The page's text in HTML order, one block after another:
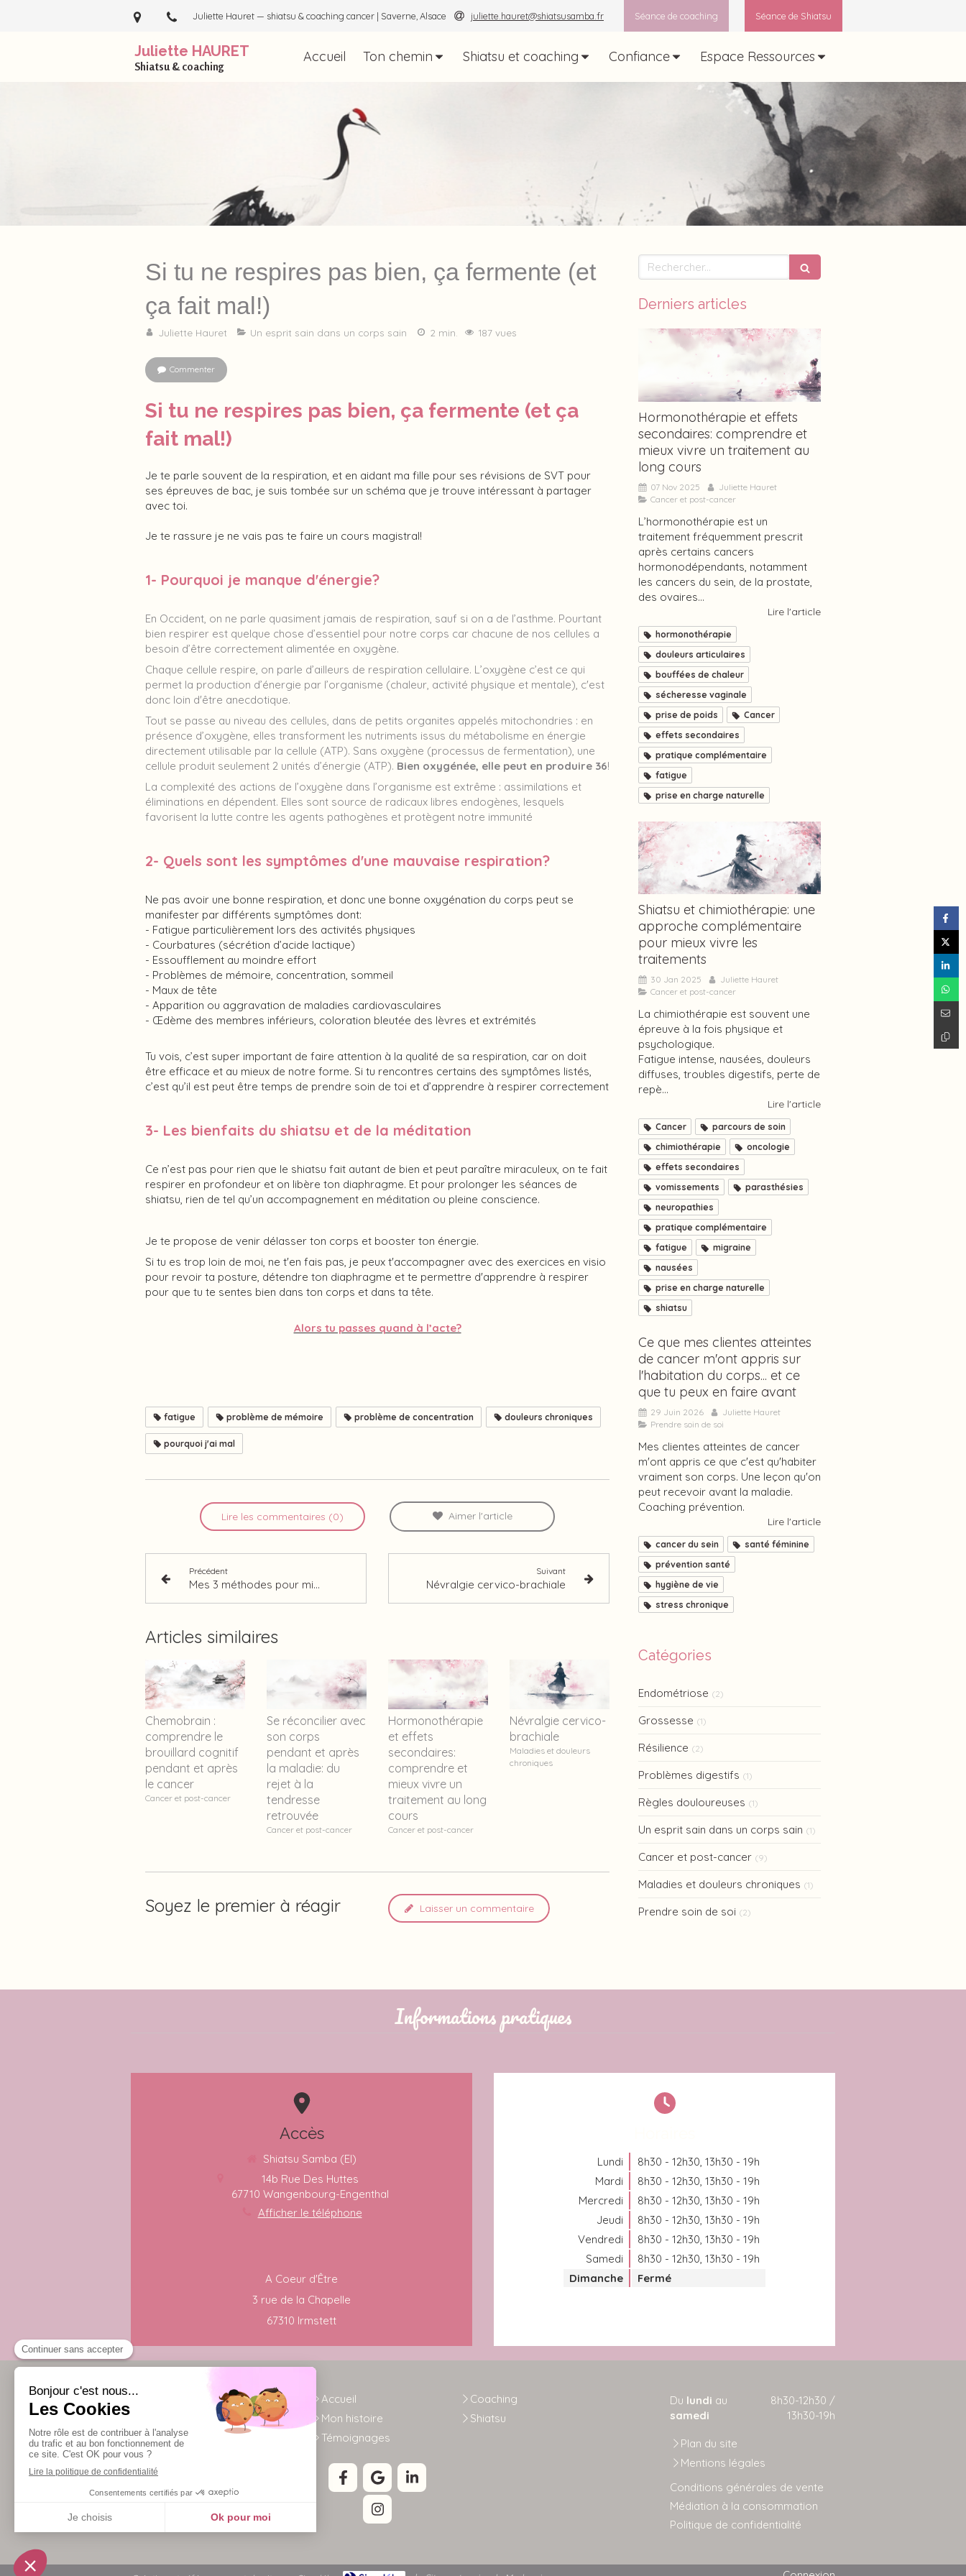
Juliette Hauret — shiatsu & coaching cancer | Saverne, Alsace juliette.hauret@shiatsusamba.fr Séance de coaching Séance de Shiatsu
Accueil Ton chemin Shiatsu et coaching Confiance Espace Ressources
Juliette HAURET
Shiatsu & coaching
Si tu ne respires pas bien, ça fermente (et
ça fait mal!)
Juliette Hauret Un esprit sain dans un corps sain 2 min. 187 vues
Commenter
Si tu ne respires pas bien, ça fermente (et ça
fait mal!)
Je te parle souvent de la respiration, et en aidant ma fille pour ses révisions de SVT pour
ses épreuves de bac, je suis tombée sur un schéma que je trouve intéressant à partager
avec toi.
Je te rassure je ne vais pas te faire un cours magistral!
1- Pourquoi je manque d'énergie?
En Occident, on ne parle quasiment jamais de respiration, sauf si on a de l’asthme. Pourtant
bien respirer est quelque chose d’essentiel pour notre corps car chacune de nos cellules a
besoin d’être correctement alimentée en oxygène.
Chaque cellule respire, on parle d’ailleurs de respiration cellulaire. L’oxygène c’est ce qui
permet la production d’énergie par l’organisme (chaleur, activité physique et mentale), c'est
donc loin d'être anecdotique.
Tout se passe au niveau des cellules, dans de petits organites appelés mitochondries : en
présence d’oxygène, elles transforment les nutriments issus du métabolisme en énergie
directement utilisable par la cellule (ATP). Sans oxygène (processus de fermentation), une
cellule produit seulement 2 unités d’énergie (ATP). Bien oxygénée, elle peut en produire 36!
La complexité des actions de l’oxygène dans l’organisme est extrême : assimilations et
éliminations en dépendent. Elles sont source de radicaux libres endogènes, lesquels
favorisent la lutte contre les agents pathogènes et protègent notre immunité
2- Quels sont les symptômes d'une mauvaise respiration?
Ne pas avoir une bonne respiration, et donc une bonne oxygénation du corps peut se
manifester par différents symptômes dont:
- Fatigue particulièrement lors des activités physiques
- Courbatures (sécrétion d’acide lactique)
- Essoufflement au moindre effort
- Problèmes de mémoire, concentration, sommeil
- Maux de tête
- Apparition ou aggravation de maladies cardiovasculaires
- Œdème des membres inférieurs, coloration bleutée des lèvres et extrémités
Tu vois, c’est super important de faire attention à la qualité de sa respiration, car on doit
être efficace et au mieux de notre forme. Si tu rencontres certains des symptômes listés,
c’est qu’il est peut être temps de prendre soin de toi et d’apprendre à respirer correctement
3- Les bienfaits du shiatsu et de la méditation
Ce n’est pas pour rien que le shiatsu fait autant de bien et peut paraître miraculeux, on te fait
respirer en profondeur et on libère ton diaphragme. Et pour prolonger les séances de
shiatsu, rien de tel qu’un accompagnement en méditation ou pleine conscience.
Je te propose de venir délasser ton corps et booster ton énergie.
Si tu es trop loin de moi, ne t'en fais pas, je peux t'accompagner avec des exercices en visio
pour revoir ta posture, détendre ton diaphragme et te permettre d'apprendre à respirer
pour que tu te sentes bien dans ton corps et dans ta tête.
Alors tu passes quand à l’acte?
fatigue problème de mémoire problème de concentration douleurs chroniques
pourquoi j'ai mal
Lire les commentaires (0) Aimer l'article
Précédent
Mes 3 méthodes pour mieux vivre tes douleurs de règles
Suivant
Névralgie cervico-brachiale
Articles similaires
Chemobrain :
comprendre le
brouillard cognitif
pendant et après
le cancer
Cancer et post-cancer
Se réconcilier avec
son corps
pendant et après
la maladie: du
rejet à la
tendresse
retrouvée
Cancer et post-cancer
Hormonothérapie
et effets
secondaires:
comprendre et
mieux vivre un
traitement au long
cours
Cancer et post-cancer
Névralgie cervico-
brachiale
Maladies et douleurs
chroniques
Soyez le premier à réagir Laisser un commentaire
Rechercher
Derniers articles
Hormonothérapie et effets
secondaires: comprendre et
mieux vivre un traitement au
long cours
07 Nov 2025
Juliette Hauret
Cancer et post-cancer
L’hormonothérapie est un
traitement fréquemment prescrit
après certains cancers
hormonodépendants, notamment
les cancers du sein, de la prostate,
des ovaires...
Lire l'article
hormonothérapie
douleurs articulaires
bouffées de chaleur
sécheresse vaginale
prise de poids
Cancer
effets secondaires
pratique complémentaire
fatigue
prise en charge naturelle
Shiatsu et chimiothérapie: une
approche complémentaire
pour mieux vivre les
traitements
30 Jan 2025
Juliette Hauret
Cancer et post-cancer
La chimiothérapie est souvent une
épreuve à la fois physique et
psychologique.
Fatigue intense, nausées, douleurs
diffuses, troubles digestifs, perte de
repè...
Lire l'article
Cancer
parcours de soin
chimiothérapie
oncologie
effets secondaires
vomissements
parasthésies
neuropathies
pratique complémentaire
fatigue
migraine
nausées
prise en charge naturelle
shiatsu
Ce que mes clientes atteintes
de cancer m'ont appris sur
l'habitation du corps... et ce
que tu peux en faire avant
29 Juin 2026
Juliette Hauret
Prendre soin de soi
Mes clientes atteintes de cancer
m'ont appris ce que c'est qu'habiter
vraiment son corps. Une leçon qu'on
peut recevoir avant la maladie.
Coaching prévention.
Lire l'article
cancer du sein
santé féminine
prévention santé
hygiène de vie
stress chronique
Catégories
Endométriose (2)
Grossesse (1)
Résilience (2)
Problèmes digestifs (1)
Règles douloureuses (1)
Un esprit sain dans un corps sain (1)
Cancer et post-cancer (9)
Maladies et douleurs chroniques (1)
Prendre soin de soi (2)
Informations pratiques
Accès
Shiatsu Samba (EI)
14b Rue Des Huttes
67710 Wangenbourg-Engenthal
Afficher le téléphone
A Coeur d'Être
3 rue de la Chapelle
67310 Irmstett
Lundi 8h30 - 12h30, 13h30 - 19h
Mardi
8h30 - 12h30, 13h30 - 19h
Mercredi
8h30 - 12h30, 13h30 - 19h
Jeudi
8h30 - 12h30, 13h30 - 19h
Vendredi
8h30 - 12h30, 13h30 - 19h
Samedi
8h30 - 12h30, 13h30 - 19h
Dimanche
Fermé
Shiatsu Samba (EI)
14b Rue Des Huttes
67710 Wangenbourg-Engenthal
Afficher le téléphone
Prends rendez-vous
Accueil
Mon histoire
Témoignages
Coaching
Shiatsu
Du lundi au
samedi
8h30-12h30 /
13h30-19h
Plan du site
Mentions légales
Conditions générales de vente
Médiation à la consommation
Politique de confidentialité